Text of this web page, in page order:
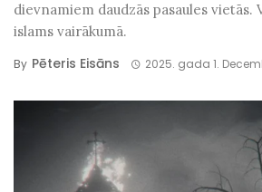
dievnamiem daudzās pasaules vietās.
islams vairākumā.
By Pēteris Eisāns 2025. gada 1.